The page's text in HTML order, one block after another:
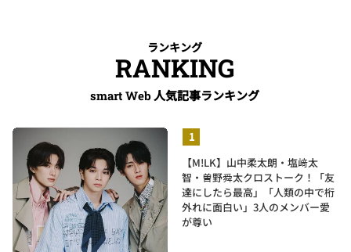
ランキング
RANKING
smart Web 人気記事ランキング
【M!LK】山中柔太朗・塩﨑太
智・曽野舜太クロストーク！「友
達にしたら最高」「人類の中で桁
外れに面白い」3人のメンバー愛
が尊い